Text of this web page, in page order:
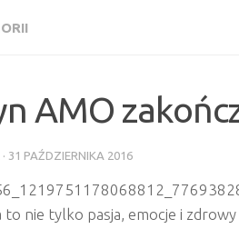
AMO
· 31 PAŹDZIERNIKA 2016
to nie tylko pasja, emocje i